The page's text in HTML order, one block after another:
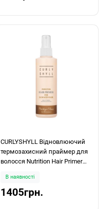
CURLYSHYLL Відновлюючий
термозахисний праймер для
волосся Nutrition Hair Primer
В наявності
1405грн.